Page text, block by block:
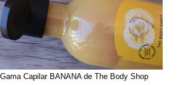
Capilar BANANA de The Body Shop